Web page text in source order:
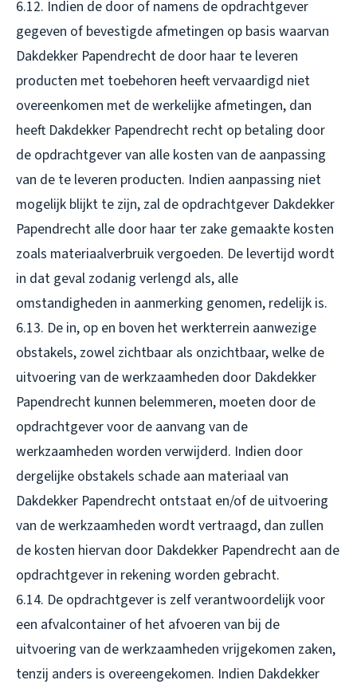
6.12. Indien de door of namens de opdrachtgever
gegeven of bevestigde afmetingen op basis waarvan
Dakdekker Papendrecht de door haar te leveren
producten met toebehoren heeft vervaardigd niet
overeenkomen met de werkelijke afmetingen, dan
heeft Dakdekker Papendrecht recht op betaling door
de opdrachtgever van alle kosten van de aanpassing
van de te leveren producten. Indien aanpassing niet
mogelijk blijkt te zijn, zal de opdrachtgever Dakdekker
Papendrecht alle door haar ter zake gemaakte kosten
zoals materiaalverbruik vergoeden. De levertijd wordt
in dat geval zodanig verlengd als, alle
omstandigheden in aanmerking genomen, redelijk is.
6.13. De in, op en boven het werkterrein aanwezige
obstakels, zowel zichtbaar als onzichtbaar, welke de
uitvoering van de werkzaamheden door Dakdekker
Papendrecht kunnen belemmeren, moeten door de
opdrachtgever voor de aanvang van de
werkzaamheden worden verwijderd. Indien door
dergelijke obstakels schade aan materiaal van
Dakdekker Papendrecht ontstaat en/of de uitvoering
van de werkzaamheden wordt vertraagd, dan zullen
de kosten hiervan door Dakdekker Papendrecht aan de
opdrachtgever in rekening worden gebracht.
6.14. De opdrachtgever is zelf verantwoordelijk voor
een afvalcontainer of het afvoeren van bij de
uitvoering van de werkzaamheden vrijgekomen zaken,
tenzij anders is overeengekomen. Indien Dakdekker